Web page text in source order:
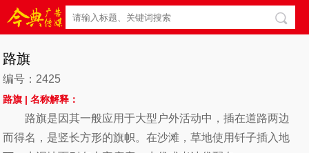
路旗
编号：2425
路旗 |名称解释：
路旗是因其一般应用于大型户外活动中，插在道路两边
而得名，是竖长方形的旗帜。在沙滩，草地使用钎子插入地